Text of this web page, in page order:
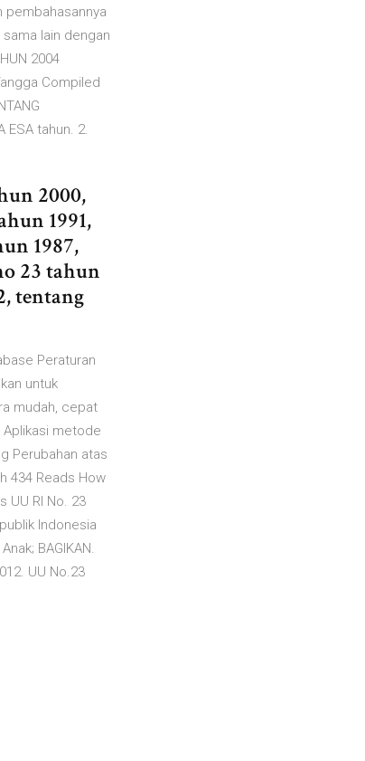
pembahasannya
lain dengan
2004
Compiled
ESA tahun. 2.
2000,
1991,
1987,
23 tahun
tentang
Peraturan
untuk
mudah, cepat
Aplikasi metode
Perubahan atas
434 Reads How
UU RI No. 23
Indonesia
BAGIKAN.
UU No.23